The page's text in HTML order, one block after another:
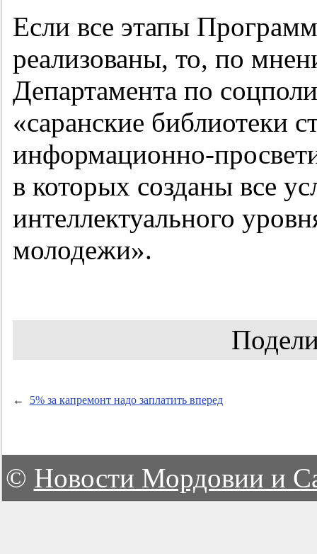
Если все этапы
реализованы, то, по
Департамента по
«саранские библиотеки
информационно-
в которых созданы все
интеллектуального
молодежи».
← 5% за капремонт надо заплатить вперед
© Новости Мордовии и